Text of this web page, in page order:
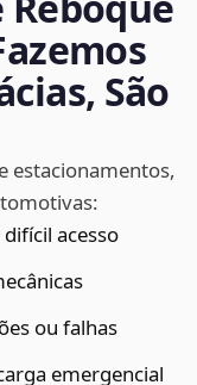
São
estacionamentos,
acesso
ou falhas
emergencial